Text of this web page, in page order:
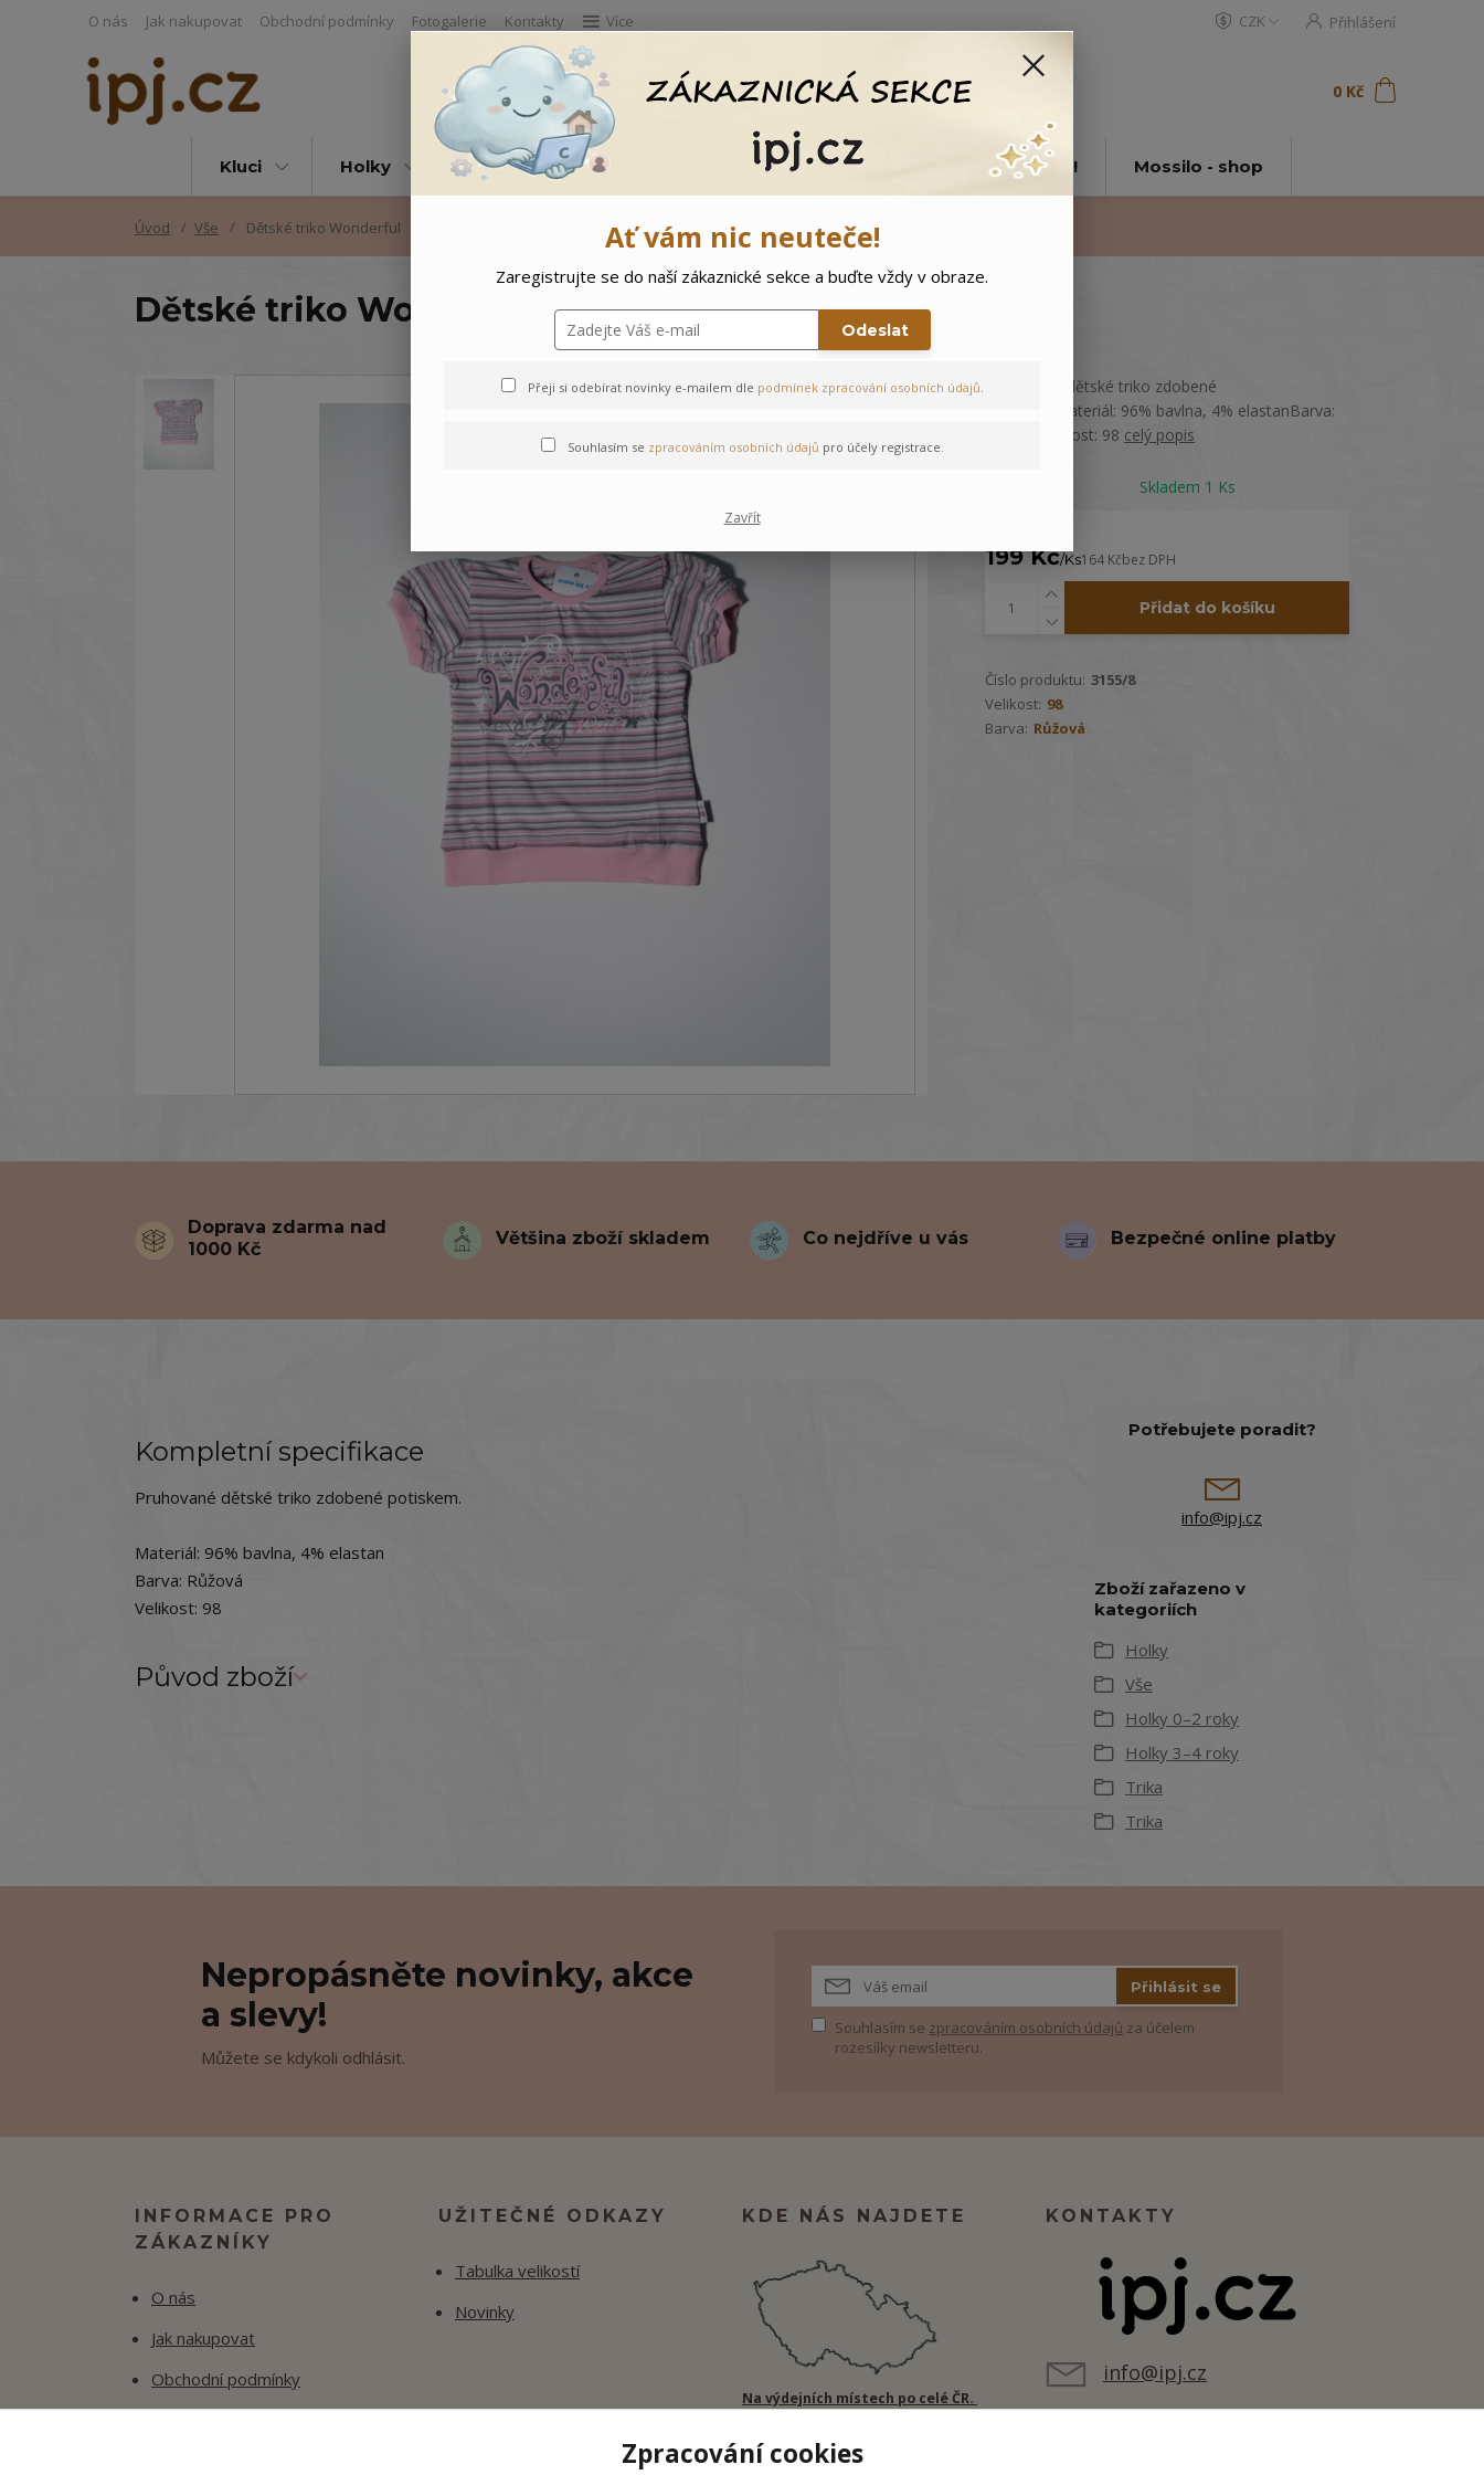
O nás Jak nakupovat Obchodní podmínky Fotogalerie Kontakty Více CZK Přihlášení
Hledat 0 Kč
Kluci Holky Vše Doprodej Ostatní 🌲 Vítejte ve světě Mossilo! Mossilo - shop
Úvod Vše Dětské triko Wonderful
Dětské triko Wonderful
Pruhované dětské triko zdobené
potiskem.Materiál: 96% bavlna, 4% elastanBarva:
RůžováVelikost: 98 celý popis
Skladem 1 Ks
199 Kč/Ks164 Kčbez DPH
Přidat do košíku
Číslo produktu: 3155/8
Velikost: 98
Barva: Růžová
Doprava zdarma nad
1000 Kč
Většina zboží skladem Co nejdříve u vás Bezpečné online platby
Kompletní specifikace
Pruhované dětské triko zdobené potiskem.
Materiál: 96% bavlna, 4% elastan
Barva: Růžová
Velikost: 98
Původ zboží
Potřebujete poradit?
info@ipj.cz
Zboží zařazeno v
kategoriích
Holky
Vše
Holky 0–2 roky
Holky 3–4 roky
Trika
Trika
Nepropásněte novinky, akce
a slevy!
Můžete se kdykoli odhlásit.
Přihlásit se
Souhlasím se zpracováním osobních údajů za účelem
rozesílky newsletteru.
INFORMACE PRO
ZÁKAZNÍKY
O nás
Jak nakupovat
Obchodní podmínky
UŽITEČNÉ ODKAZY
Tabulka velikostí
Novinky
KDE NÁS NAJDETE
Na výdejních místech po celé ČR.
KONTAKTY
info@ipj.cz
Ať vám nic neuteče!
Zaregistrujte se do naší zákaznické sekce a buďte vždy v obraze.
Odeslat
Přeji si odebírat novinky e-mailem dle podmínek zpracování osobních údajů.
Souhlasím se zpracováním osobních údajů pro účely registrace.
Zavřít
Zpracování cookies